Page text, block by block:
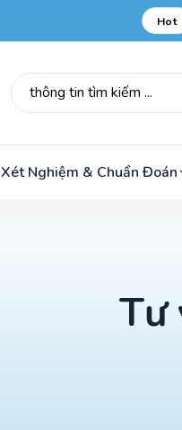
Hot
Xét Nghiệm & Chuẩn Đoán
Tư